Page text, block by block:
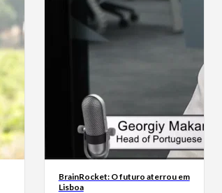
BrainRocket: O futuro aterrou em
Lisboa